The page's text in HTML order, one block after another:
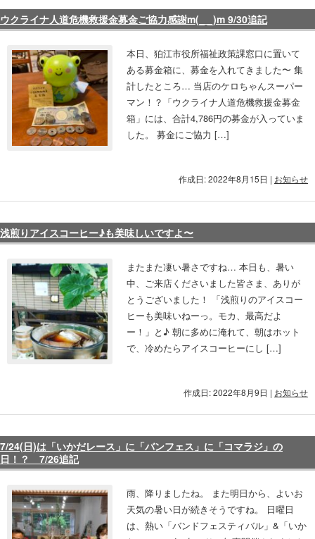
ウクライナ人道危機救援金募金ご協力感謝m(_ _)m 9/30追記
本日、狛江市役所福祉政策課窓口に置いて
ある募金箱に、募金を入れてきました〜 集
計したところ… 当店のケロちゃんスーパー
マン！？「ウクライナ人道危機救援金募金
箱」には、合計4,786円の募金が入っていま
した。 募金にご協力 […]
作成日: 2022年8月15日 | お知らせ
浅煎りアイスコーヒー♪も美味しいですよ〜
またまた凄い暑さですね… 本日も、暑い
中、ご来店くださいました皆さま、ありが
とうございました！ 「浅煎りのアイスコー
ヒーも美味いねーっ。モカ、最高だよ
ー！」と♪ 朝に多めに淹れて、朝はホット
で、冷めたらアイスコーヒーにし […]
作成日: 2022年8月9日 | お知らせ
7/24(日)は「いかだレース」に「バンフェス」に「コマラジ」の
日！？ 7/26追記
雨、降りましたね。 また明日から、よいお
天気の暑い日が続きそうですね。 日曜日
は、熱い「バンドフェスティバル」&「いか